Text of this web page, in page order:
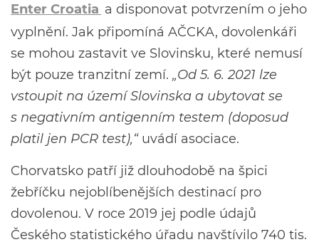
Enter Croatia a disponovat potvrzením o jeho
vyplnění. Jak připomíná AČCKA, dovolenkáři
se mohou zastavit ve Slovinsku, které nemusí
být pouze tranzitní zemí. „Od 5. 6. 2021 lze
vstoupit na území Slovinska a ubytovat se
s negativním antigenním testem (doposud
platil jen PCR test),“uvádí asociace.
Chorvatsko patří již dlouhodobě na špici
žebříčku nejoblíbenějších destinací pro
dovolenou. V roce 2019 jej podle údajů
Českého statistického úřadu navštívilo 740 tis.